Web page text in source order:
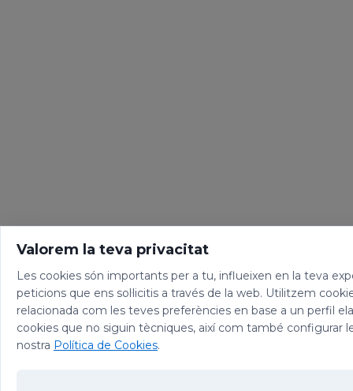
Valorem la teva privacitat
Les cookies són importants per a tu, influeixen en la teva
peticions que ens sol·licitis a través de la web. Utilitzem
relacionada com les teves preferències en base a un perfil
cookies que no siguin tècniques, així com també configurar
nostra Política de Cookies.